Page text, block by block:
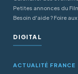
Petites annonces du
Besoin d'aide ? Foire
DIGITAL
ACTUALITÉ FRANCE